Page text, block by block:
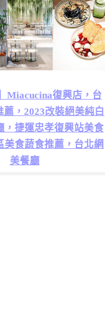
Miacucina復興店，台
薦，2023改裝絕美純白
，捷運忠孝復興站美食
美食蔬食推薦，台北網
美餐廳